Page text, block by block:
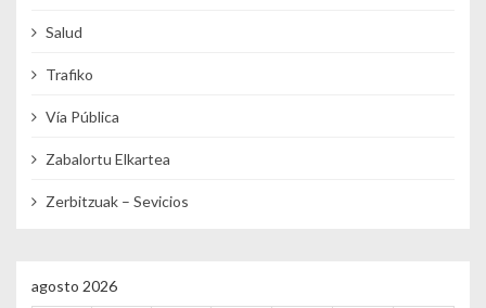
Salud
Trafiko
Vía Pública
Zabalortu Elkartea
Zerbitzuak – Sevicios
agosto 2026